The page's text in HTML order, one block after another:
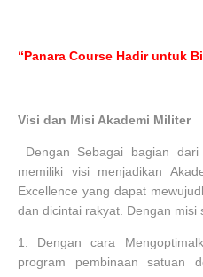
“Panara Course Hadir untuk
Visi dan Misi Akademi Militer
Dengan Sebagai bagian
memiliki visi menjadikan
Excellence yang dapat
dan dicintai rakyat. Dengan misi
1.
Dengan cara
program pembinaan satuan